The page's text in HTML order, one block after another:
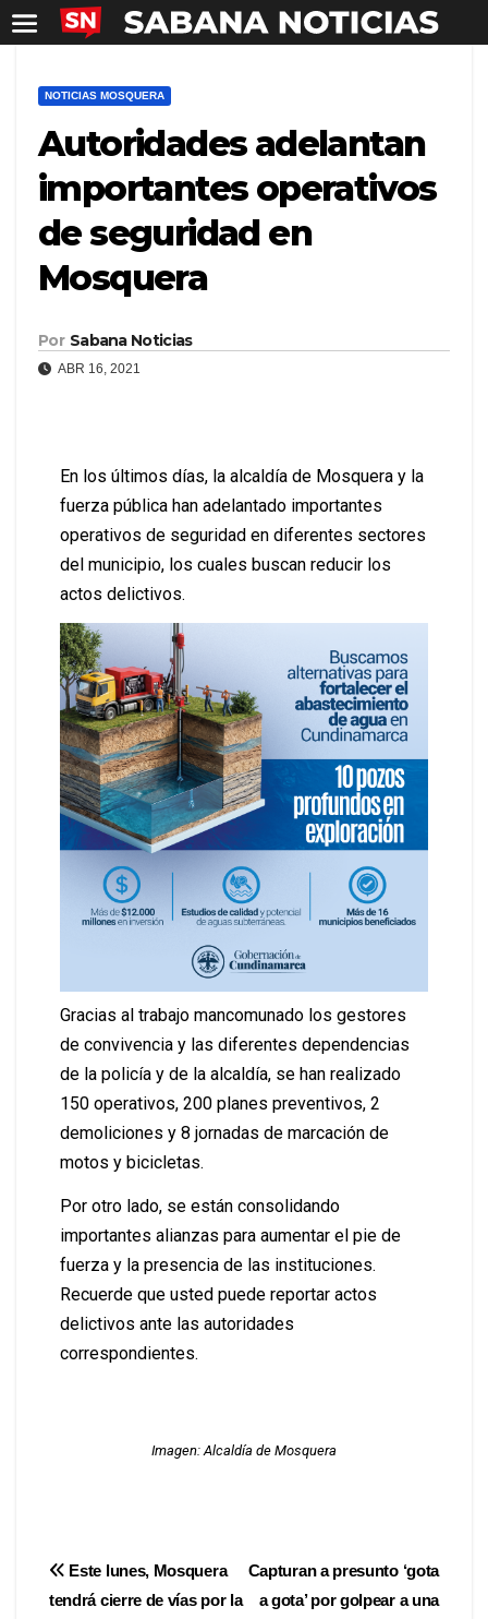
NOTICIAS MOSQUERA
Autoridades adelantan
importantes operativos
de seguridad en
Mosquera
Por Sabana Noticias
ABR 16, 2021
En los últimos días, la alcaldía de Mosquera y la
fuerza pública han adelantado importantes
operativos de seguridad en diferentes sectores
del municipio, los cuales buscan reducir los
actos delictivos.
Gracias al trabajo mancomunado los gestores
de convivencia y las diferentes dependencias
de la policía y de la alcaldía, se han realizado
150 operativos, 200 planes preventivos, 2
demoliciones y 8 jornadas de marcación de
motos y bicicletas.
Por otro lado, se están consolidando
importantes alianzas para aumentar el pie de
fuerza y la presencia de las instituciones.
Recuerde que usted puede reportar actos
delictivos ante las autoridades
correspondientes.
Imagen: Alcaldía de Mosquera
Capturan a presunto ‘gota
a gota’ por golpear a una
Este lunes, Mosquera
tendrá cierre de vías por la